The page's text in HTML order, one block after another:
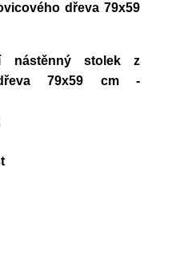
dřeva 79x59
nástěnný stolek z
dřeva 79x59 cm -